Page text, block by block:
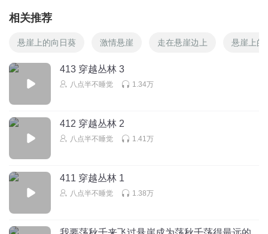
相关推荐
悬崖上的向日葵 激情悬崖 走在悬崖边上 悬崖上的
413 穿越丛林 3
八点半不睡觉 1.34万
412 穿越丛林 2
八点半不睡觉 1.41万
411 穿越丛林 1
八点半不睡觉 1.38万